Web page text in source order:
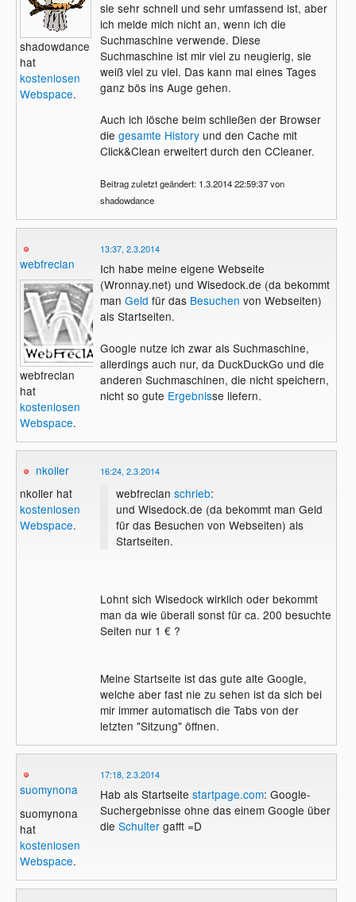
shadowdance
hat
kostenlosen
Webspace.
sie sehr schnell und sehr umfassend ist, aber
ich melde mich nicht an, wenn ich die
Suchmaschine verwende. Diese
Suchmaschine ist mir viel zu neugierig, sie
weiß viel zu viel. Das kann mal eines Tages
ganz bös ins Auge gehen.
Auch ich lösche beim schließen der Browser
die gesamte Historyund den Cache mit
Click&Clean erweitert durch den CCleaner.
Beitrag zuletzt geändert: 1.3.2014 22:59:37 von
shadowdance
webfreclan
webfreclan
hat
kostenlosen
Webspace.
13:37, 2.3.2014
Ich habe meine eigene Webseite
(Wronnay.net) und Wisedock.de (da bekommt
man Geld für das Besuchen von Webseiten)
als Startseiten.
Google nutze ich zwar als Suchmaschine,
allerdings auch nur, da DuckDuckGo und die
anderen Suchmaschinen, die nicht speichern,
nicht so gute Ergebnisse liefern.
nkoller
nkoller hat
kostenlosen
Webspace.
16:24, 2.3.2014
webfreclan schrieb:
und Wisedock.de (da bekommt man Geld
für das Besuchen von Webseiten) als
Startseiten.
Lohnt sich Wisedock wirklich oder bekommt
man da wie überall sonst für ca. 200 besuchte
Seiten nur 1 € ?
Meine Startseite ist das gute alte Google,
welche aber fast nie zu sehen ist da sich bei
mir immer automatisch die Tabs von der
letzten "Sitzung" öffnen.
suomynona
suomynona
hat
kostenlosen
Webspace.
17:18, 2.3.2014
Hab als Startseite startpage.com: Google-
Suchergebnisse ohne das einem Google über
die Schultergafft =D